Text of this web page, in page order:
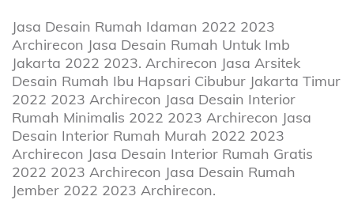
Jasa Desain Rumah Idaman 2022 2023
Archirecon Jasa Desain Rumah Untuk Imb
Jakarta 2022 2023. Archirecon Jasa Arsitek
Desain Rumah Ibu Hapsari Cibubur Jakarta Timur
2022 2023 Archirecon Jasa Desain Interior
Rumah Minimalis 2022 2023 Archirecon Jasa
Desain Interior Rumah Murah 2022 2023
Archirecon Jasa Desain Interior Rumah Gratis
2022 2023 Archirecon Jasa Desain Rumah
Jember 2022 2023 Archirecon.